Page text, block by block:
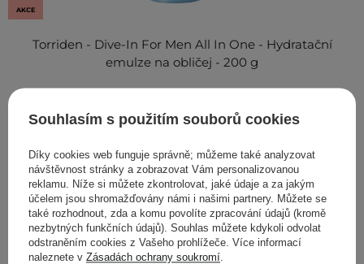
AKCE
Torriden - Dive-In For Men All In One - Hydratační
emulze na obličej - 200 g
Oblíbené kategorie kosmetiky
Hnědé řasenky
Krémové tvářenky
Lesky na zvětšení rtů
Krémy s SPF
Souhlasím s použitím souborů cookies
Díky cookies web funguje správně; můžeme také analyzovat
návštěvnost stránky a zobrazovat Vám personalizovanou
reklamu. Níže si můžete zkontrolovat, jaké údaje a za jakým
účelem jsou shromažďovány námi i našimi partnery. Můžete se
také rozhodnout, zda a komu povolíte zpracování údajů (kromě
nezbytných funkčních údajů). Souhlas můžete kdykoli odvolat
odstraněním cookies z Vašeho prohlížeče. Více informací
naleznete v Zásadách ochrany soukromí